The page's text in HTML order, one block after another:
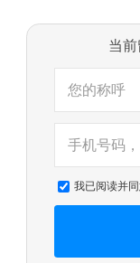
当
我已阅读并